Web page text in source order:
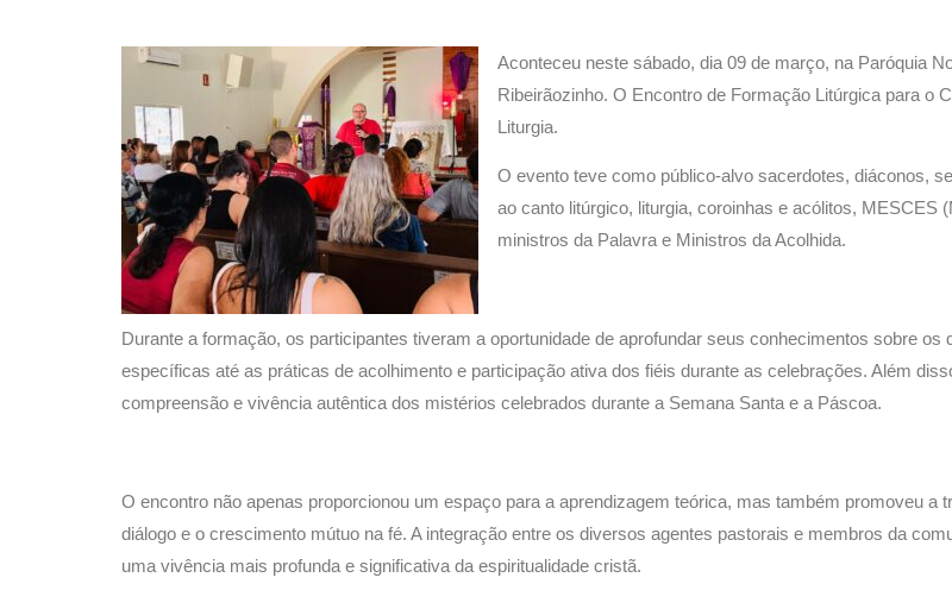
Aconteceu neste sábado, dia 09 de março, na Paróquia
Ribeirãozinho. O Encontro de Formação Litúrgica para o
Liturgia.
O evento teve como público-alvo sacerdotes, diáconos,
ao canto litúrgico, liturgia, coroinhas e acólitos,
ministros da Palavra e Ministros da Acolhida.
Durante a formação, os participantes tiveram a oportunidade de aprofundar seus conhecimentos sobre
específicas até as práticas de acolhimento e participação ativa dos fiéis durante as celebrações. Além
compreensão e vivência autêntica dos mistérios celebrados durante a Semana Santa e a Páscoa.
O encontro não apenas proporcionou um espaço para a aprendizagem teórica, mas também promoveu
diálogo e o crescimento mútuo na fé. A integração entre os diversos agentes pastorais e membros da
uma vivência mais profunda e significativa da espiritualidade cristã.